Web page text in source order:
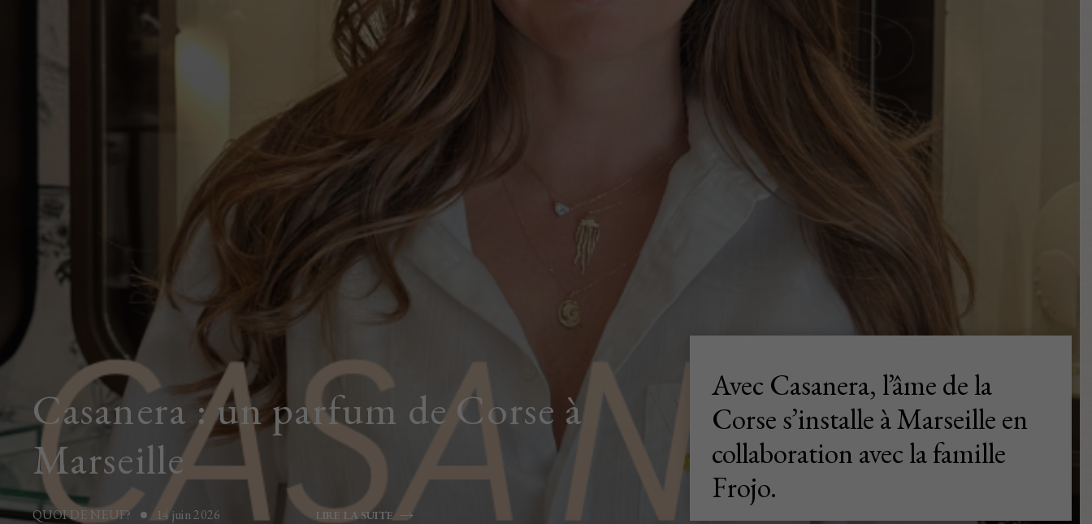
Casanera : un parfum de Corse à
Marseille
QUOI DE NEUF? 14 juin 2026
Avec Casanera, l’âme de la
Corse s’installe à Marseille en
collaboration avec la famille
Frojo.
LIRE LA SUITE